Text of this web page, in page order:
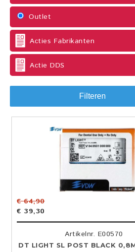
Outlet
Acties Fabrikanten
Actie DDS
Filteren
€ 64,90
€ 39,30
Artikelnr. E00570
DT LIGHT SL POST BLACK